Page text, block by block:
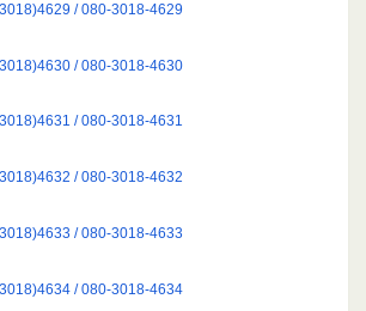
/ 080-3018-4629
/ 080-3018-4630
/ 080-3018-4631
/ 080-3018-4632
/ 080-3018-4633
/ 080-3018-4634